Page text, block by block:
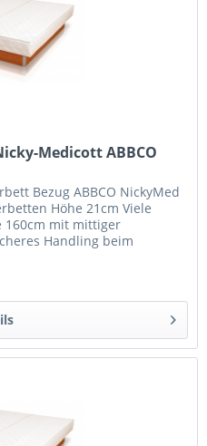
Medicott ABBCO
Bezug ABBCO NickyMed
Höhe 21cm Viele
160cm mit mittiger
Handling beim